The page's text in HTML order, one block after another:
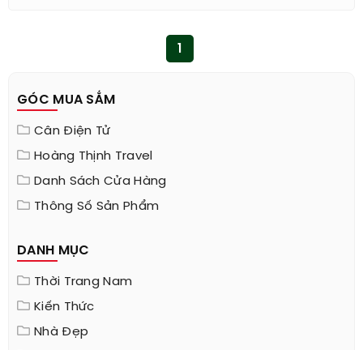
GÓC MUA SẮM
Cân Điện Tử
Hoàng Thịnh Travel
Danh Sách Cửa Hàng
Thông Số Sản Phẩm
DANH MỤC
Thời Trang Nam
Kiến Thức
Nhà Đẹp